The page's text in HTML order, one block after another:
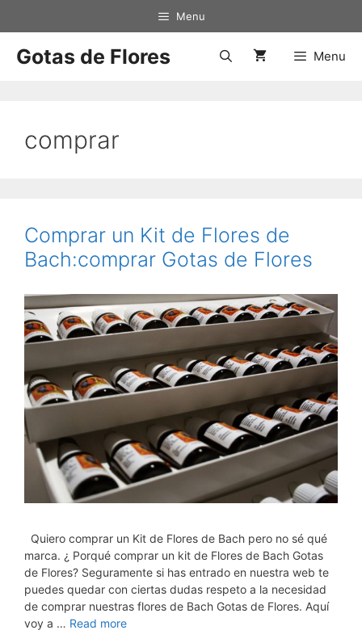
Menu
Gotas de Flores Menu
comprar
Comprar un Kit de Flores de
Bach:comprar Gotas de Flores
Quiero comprar un Kit de Flores de Bach pero no sé qué
marca. ¿ Porqué comprar un kit de Flores de Bach Gotas
de Flores? Seguramente si has entrado en nuestra web te
puedes quedar con ciertas dudas respeto a la necesidad
de comprar nuestras flores de Bach Gotas de Flores. Aquí
voy a … Read more